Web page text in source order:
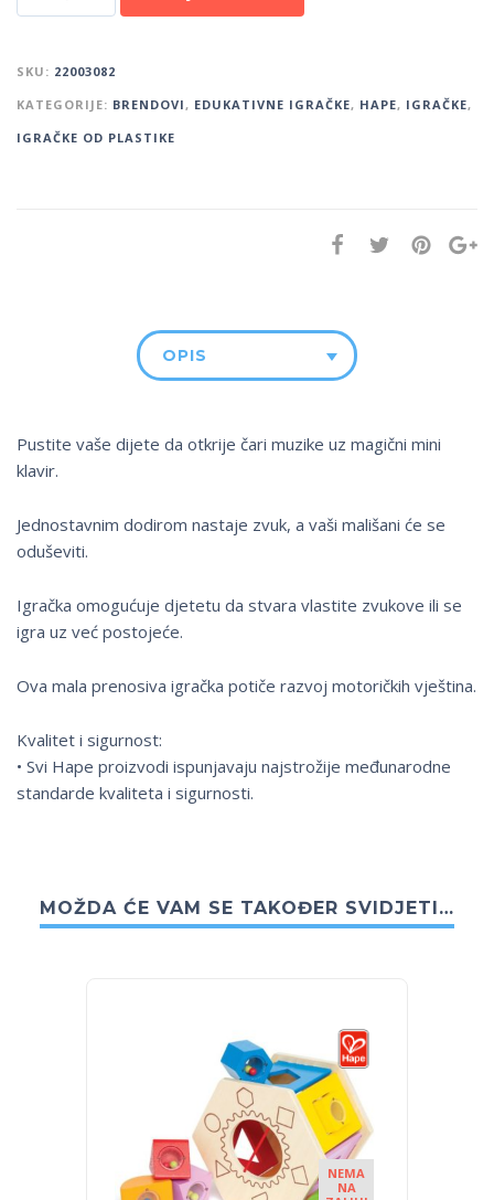
SKU: 22003082
KATEGORIJE: BRENDOVI, EDUKATIVNE IGRAČKE, HAPE, IGRAČKE,
IGRAČKE OD PLASTIKE
OPIS
Pustite vaše dijete da otkrije čari muzike uz magični mini
klavir.
Jednostavnim dodirom nastaje zvuk, a vaši mališani će se
oduševiti.
Igračka omogućuje djetetu da stvara vlastite zvukove ili se
igra uz već postojeće.
Ova mala prenosiva igračka potiče razvoj motoričkih vještina.
Kvalitet i sigurnost:
• Svi Hape proizvodi ispunjavaju najstrožije međunarodne
standarde kvaliteta i sigurnosti.
MOŽDA ĆE VAM SE TAKOĐER SVIDJETI…
NEMA
NA